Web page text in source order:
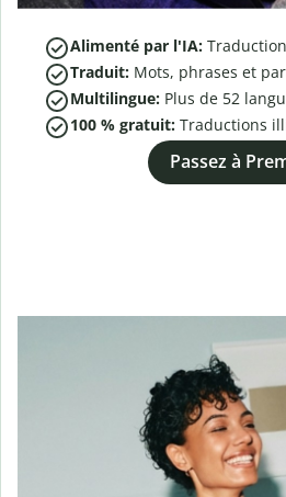
Alimenté par l'IA:
Traduit: Mots, phrases et
Multilingue: Plus de 52
100 % gratuit: Traductions
Passez à